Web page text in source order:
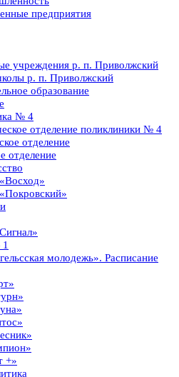
предприятия
учреждения р. п. Приволжский
р. п. Приволжский
образование
№ 4
отделение поликлиники № 4
отделение
отделение
молодежь». Расписание
+»